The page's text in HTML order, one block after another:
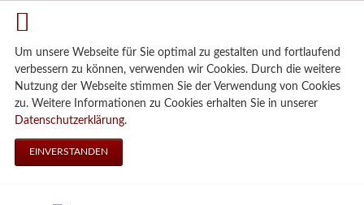
Um unsere Webseite für Sie optimal zu gestalten und fortlaufend
verbessern zu können, verwenden wir Cookies. Durch die weitere
Nutzung der Webseite stimmen Sie der Verwendung von Cookies
zu. Weitere Informationen zu Cookies erhalten Sie in unserer
Datenschutzerklärung.
EINVERSTANDEN